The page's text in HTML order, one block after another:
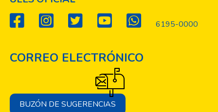
6195-0000
CORREO ELECTRÓNICO
BUZÓN DE SUGERENCIAS